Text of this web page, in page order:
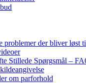
problemer der bliver løst
Stillede Spørgsmål –
om parforhold